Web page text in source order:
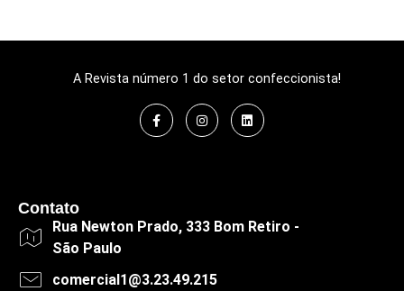
A Revista número 1 do setor confeccionista!
Contato
Rua Newton Prado, 333 Bom Retiro -
São Paulo
comercial1@3.23.49.215